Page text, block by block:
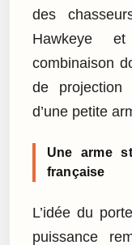
des
Hawkeye
combinaison
de projection
d’une petite
Une arme
française
L’idée du
puissance